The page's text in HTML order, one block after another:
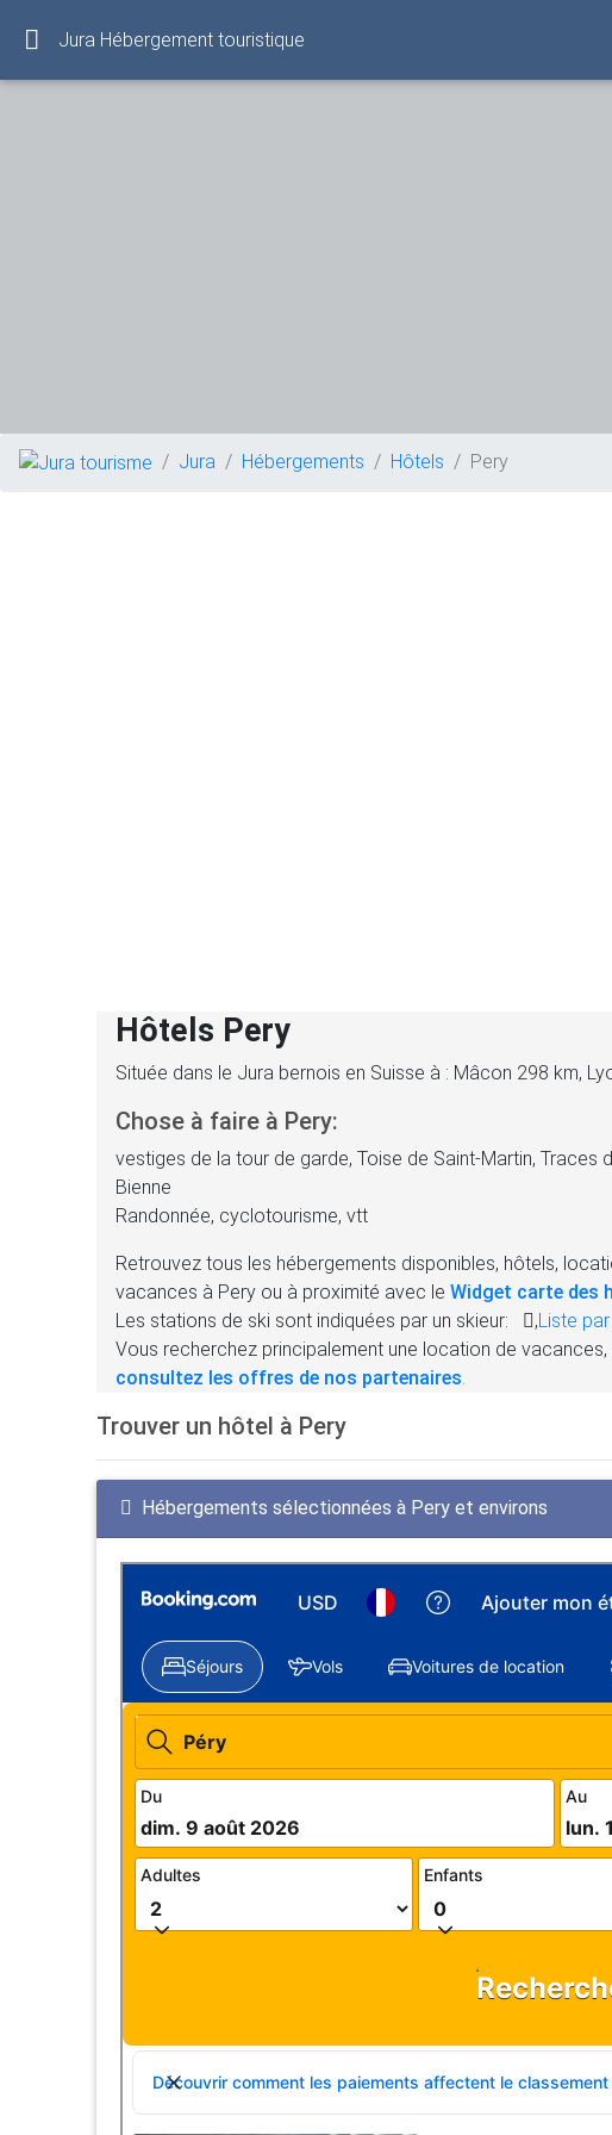
Jura Hébergement touristique
Jura Hébergements Hôtels Pery
Hôtels Pery
Située dans le Jura bernois en Suisse à : Mâcon 298 km,
Chose à faire à Pery:
vestiges de la tour de garde, Toise de Saint-Martin, Traces
Bienne
Randonnée, cyclotourisme, vtt
Retrouvez tous les hébergements disponibles, hôtels,
vacances à Pery ou à proximité avec le Widget carte des
Les stations de ski sont indiquées par un skieur:
,Liste
Vous recherchez principalement une location de
consultez les offres de nos partenaires
Trouver un hôtel à Pery
Hébergements sélectionnées à Pery et environs